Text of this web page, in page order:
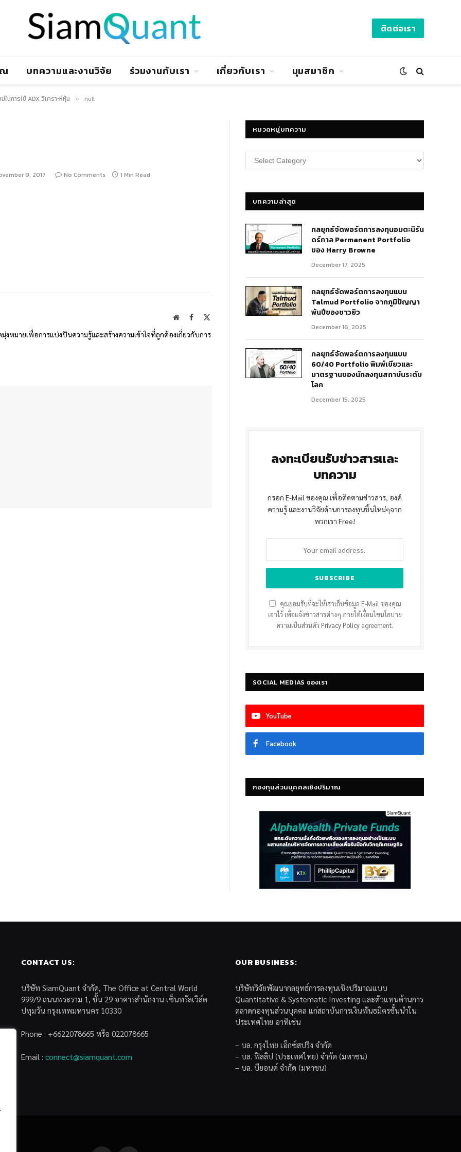
ติดต่อเรา
บทความและงานวิจัย ร่วมงานกับเรา เกี่ยวกับเรา มุมสมาชิก
ในการใช้ ADX วิเคราะห์หุ้น » null
9, 2017 No Comments 1 Min Read
WebsiteFacebook
งหมายเพื่อการแบ่งปันความรู้และสร้างความเข้าใจที่ถูกต้องเกี่ยวกับการ
หมวดหมู่บทความ
หมวด
หมู่
บทความล่าสุด
กลยุทธ์​จัดพอร์ตการลงทุนอมตะนิรัน
ดร์กาล Permanent Portfolio
ของ Harry Browne
December 17, 2025
กลยุทธ์จัดพอร์ตการลงทุนแบบ
Talmud Portfolio จากภูมิปัญญา
พันปีของชาวยิว
December 16, 2025
กลยุทธ์จัดพอร์ตการลงทุนแบบ
60/40 Portfolio พิมพ์เขียวและ
มาตรฐานของนักลงทุนสถาบันระดับ
โลก
December 15, 2025
ลงทะเบียนรับข่าวสารและ
บทความ
กรอก E-Mail ของคุณ เพื่อติดตามข่าวสาร, องค์
ความรู้ และงานวิจัยด้านการลงทุนชิ้นใหม่ๆจาก
พวกเรา Free!
คุณยอมรับที่จะให้เราเก็บข้อมูล E-Mail ของคุณ
เอาไว้ เพื่อแจ้งข่าวสารต่างๆ ภายใต้เงื่อนไขนโยบาย
ความเป็นส่วนตัว Privacy Policy agreement.
SOCIAL MEDIAS ของเรา
YouTube
Facebook
กองทุนส่วนบุคคลเชิงปริมาณ
CONTACT US:
บริษัท SiamQuant จำกัด, The Office at Central World
999/9 ถนนพระราม 1, ชั้น 29 อาคารสำนักงาน เซ็นทรัลเวิล์ด
ปทุมวัน กรุงเทพมหานคร 10330
Phone : +6622078665 หรือ 022078665
Email : connect@siamquant.com
OUR BUSINESS:
บริษัทวิจัยพัฒนากลยุทธ์การลงทุนเชิงปริมาณแบบ
Quantitative & Systematic Investing และตัวแทนด้านการ
ตลาดกองทุนส่วนบุคคล แก่สถาบันการเงินพันธมิตรชั้นนำใน
ประเทศไทย อาทิเช่น
– บล. กรุงไทย เอ็กซ์สปริง จำกัด
– บล. ฟิลลิป (ประเทศไทย) จำกัด (มหาชน)
– บล. บียอนด์ จำกัด (มหาชน)